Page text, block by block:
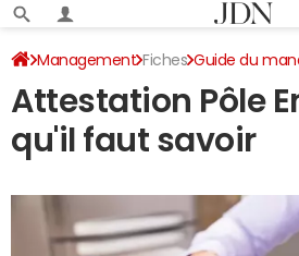
Management Fiches Guide du
Attestation Pôle
qu'il faut savoir